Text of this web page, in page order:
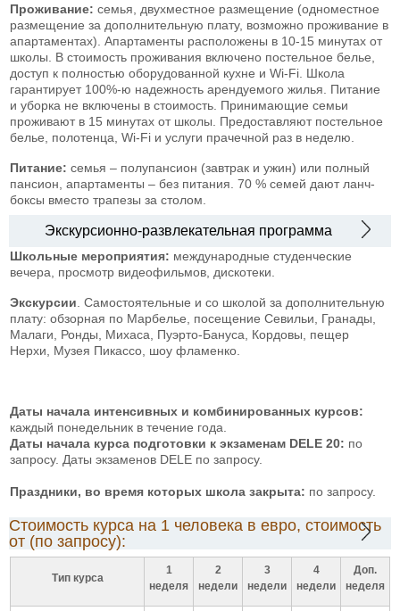
Проживание: семья, двухместное размещение (одноместное
размещение за дополнительную плату, возможно проживание в
апартаментах). Апартаменты расположены в 10-15 минутах от
школы. В стоимость проживания включено постельное белье,
доступ к полностью оборудованной кухне и Wi-Fi. Школа
гарантирует 100%-ю надежность арендуемого жилья. Питание
и уборка не включены в стоимость. Принимающие семьи
проживают в 15 минутах от школы. Предоставляют постельное
белье, полотенца, Wi-Fi и услуги прачечной раз в неделю.
Питание: семья – полупансион (завтрак и ужин) или полный
пансион, апартаменты – без питания. 70 % семей дают ланч-
боксы вместо трапезы за столом.
Экскурсионно-развлекательная программа
Школьные мероприятия: международные студенческие
вечера, просмотр видеофильмов, дискотеки.
Экскурсии . Самостоятельные и со школой за дополнительную
плату: обзорная по Марбелье, посещение Севильи, Гранады,
Малаги, Ронды, Михаса, Пуэрто-Бануса, Кордовы, пещер
Нерхи, Музея Пикассо, шоу фламенко.
Даты начала интенсивных и комбинированных курсов:
каждый понедельник в течение года.
Даты начала курса подготовки к экзаменам DELE 20: по
запросу. Даты экзаменов DELE по запросу.
Праздники, во время которых школа закрыта: по запросу.
Стоимость курса на 1 человека в евро, стоимость
от (по запросу):
Тип курса
1
неделя
2
недели
3
недели
4
недели
Доп.
неделя